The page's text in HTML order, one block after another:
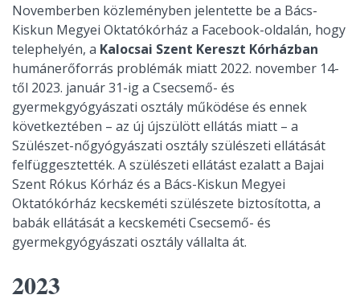
Novemberben közleményben jelentette be a Bács-
Kiskun Megyei Oktatókórház a Facebook-oldalán, hogy
telephelyén, a Kalocsai Szent Kereszt Kórházban
humánerőforrás problémák miatt 2022. november 14-
től 2023. január 31-ig a Csecsemő- és
gyermekgyógyászati osztály működése és ennek
következtében – az új újszülött ellátás miatt – a
Szülészet-nőgyógyászati osztály szülészeti ellátását
felfüggesztették. A szülészeti ellátást ezalatt a Bajai
Szent Rókus Kórház és a Bács-Kiskun Megyei
Oktatókórház kecskeméti szülészete biztosította, a
babák ellátását a kecskeméti Csecsemő- és
gyermekgyógyászati osztály vállalta át.
2023